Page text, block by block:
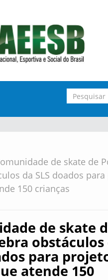
de skate de
da SLS doados
150 crianças
de skate
obstáculos
para
atende 150